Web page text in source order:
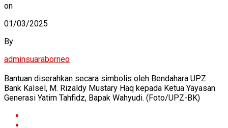
on
01/03/2025
By
adminsuaraborneo
Bantuan diserahkan secara simbolis oleh Bendahara UPZ
Bank Kalsel, M. Rizaldy Mustary Haq kepada Ketua Yayasan
Generasi Yatim Tahfidz, Bapak Wahyudi. (Foto/UPZ-BK)